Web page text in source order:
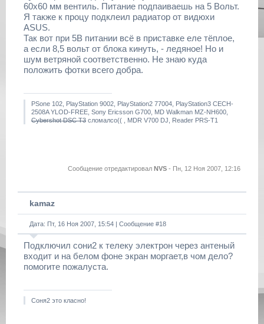
60х60 мм вентиль. Питание подпаиваешь на 5 Вольт.
Я также к процу подклеил радиатор от видюхи
ASUS.
Так вот при 5В питании всё в приставке еле тёплое,
а если 8,5 вольт от блока кинуть, - ледяное! Но и
шум ветряной соответственно. Не знаю куда
положить фотки всего добра.
PSone 102, PlayStation 9002, PlayStation2 77004, PlayStation3 CECH-
2508A YLOD-FREE, Sony Ericsson G700, MD Walkman MZ-NH600,
Cybershot DSC T3 сломалсо(( , MDR V700 DJ, Reader PRS-T1
Сообщение отредактировал NVS - Пн, 12 Ноя 2007, 12:16
kamaz
Дата: Пт, 16 Ноя 2007, 15:54 | Сообщение #18
Подключил сони2 к телеку электрон через антеный
входит и на белом фоне экран моргает,в чом дело?
помогите пожалуста.
Соня2 это класно!